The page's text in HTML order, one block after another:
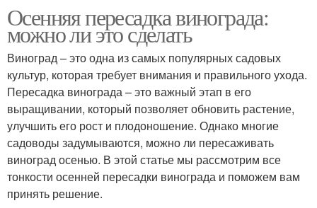
Осенняя пересадка винограда:
можно ли это сделать
Виноград – это одна из самых популярных садовых
культур, которая требует внимания и правильного ухода.
Пересадка винограда – это важный этап в его
выращивании, который позволяет обновить растение,
улучшить его рост и плодоношение. Однако многие
садоводы задумываются, можно ли пересаживать
виноград осенью. В этой статье мы рассмотрим все
тонкости осенней пересадки винограда и поможем вам
принять решение.